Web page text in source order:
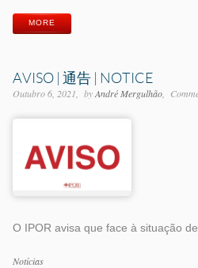
MORE
AVISO | 通告 | NOTICE
Outubro 6, 2021 byAndré Mergulhão
O IPOR avisa que face à situação
Categorias
Notícias